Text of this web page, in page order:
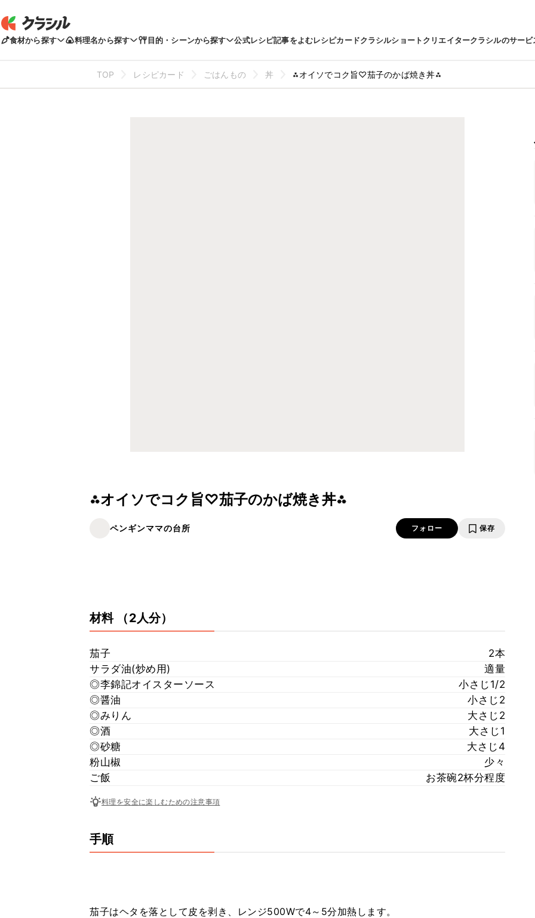
食材から探す 料理名から探す 目的・シーンから探す 公式レシピ記事をよむレシピカードクラシルショートクリエイタークラシルのサービ
TOP レシピカード ごはんもの 丼 ⁂オイソでコク旨♡茄子のかば焼き丼⁂
⁂オイソでコク旨♡茄子のかば焼き丼⁂
ペンギンママの台所 フォロー 保存
材料 （2人分）
茄子
2本
サラダ油(炒め用)
適量
◎李錦記オイスターソース
小さじ1/2
◎醤油
小さじ2
◎みりん
大さじ2
◎酒
大さじ1
◎砂糖
大さじ4
粉山椒
少々
ご飯
お茶碗2杯分程度
料理を安全に楽しむための注意事項
手順
茄子はヘタを落として皮を剥き、レンジ500Wで4～5分加熱します。